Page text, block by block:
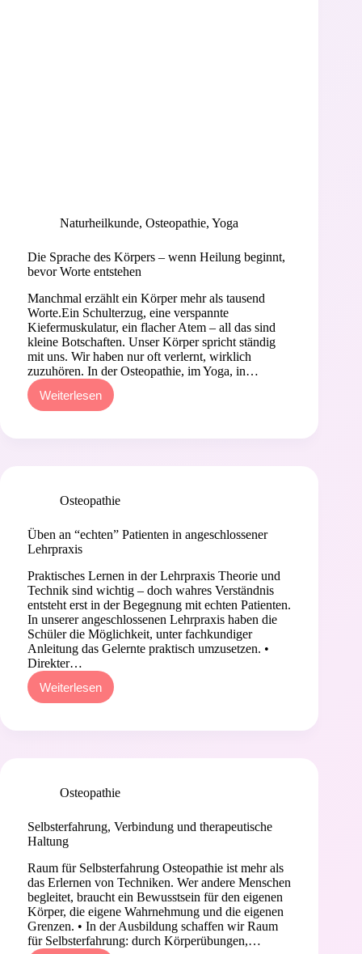
Naturheilkunde, Osteopathie, Yoga
Die Sprache des Körpers – wenn Heilung beginnt,
bevor Worte entstehen
Manchmal erzählt ein Körper mehr als tausend
Worte.Ein Schulterzug, eine verspannte
Kiefermuskulatur, ein flacher Atem – all das sind
kleine Botschaften. Unser Körper spricht ständig
mit uns. Wir haben nur oft verlernt, wirklich
zuzuhören. In der Osteopathie, im Yoga, in…
Weiterlesen
Die
Sprache
Körpers
beginnt,
bevor
entstehen
Osteopathie
Üben an “echten” Patienten in angeschlossener
Lehrpraxis
Praktisches Lernen in der Lehrpraxis Theorie und
Technik sind wichtig – doch wahres Verständnis
entsteht erst in der Begegnung mit echten Patienten.
In unserer angeschlossenen Lehrpraxis haben die
Schüler die Möglichkeit, unter fachkundiger
Anleitung das Gelernte praktisch umzusetzen. •
Direkter…
Weiterlesen
Üben
an
Patienten
Osteopathie
Selbsterfahrung, Verbindung und therapeutische
Haltung
Raum für Selbsterfahrung Osteopathie ist mehr als
das Erlernen von Techniken. Wer andere Menschen
begleitet, braucht ein Bewusstsein für den eigenen
Körper, die eigene Wahrnehmung und die eigenen
Grenzen. • In der Ausbildung schaffen wir Raum
für Selbsterfahrung: durch Körperübungen,…